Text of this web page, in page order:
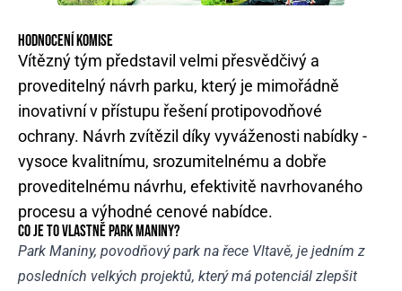
HODNOCENÍ KOMISE
Vítězný tým představil velmi přesvědčivý a
proveditelný návrh parku, který je mimořádně
inovativní v přístupu řešení protipovodňové
ochrany. Návrh zvítězil díky vyváženosti nabídky -
vysoce kvalitnímu, srozumitelnému a dobře
proveditelnému návrhu, efektivitě navrhovaného
procesu a výhodné cenové nabídce.
CO JE TO VLASTNĚ PARK MANINY?
Park Maniny, povodňový park na řece Vltavě, je jedním z
posledních velkých projektů, který má potenciál zlepšit